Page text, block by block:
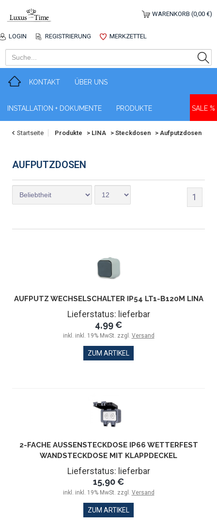
LOGIN REGISTRIERUNG MERKZETTEL
WARENKORB (0,00 €)
KONTAKT ÜBER UNS
INSTALLATION + DOKUMENTE PRODUKTE SALE %
Startseite Produkte > LINA > Steckdosen > Aufputzdosen
AUFPUTZDOSEN
1
AUFPUTZ WECHSELSCHALTER IP54 LT1-B120M LINA
Lieferstatus: lieferbar
4,99 €
inkl. inkl. 19% MwSt. zzgl. Versand
ZUM ARTIKEL
2-FACHE AUSSENSTECKDOSE IP66 WETTERFEST W
ANDSTECKDOSE MIT KLAPPDECKEL
Lieferstatus: lieferbar
15,90 €
inkl. inkl. 19% MwSt. zzgl. Versand
ZUM ARTIKEL